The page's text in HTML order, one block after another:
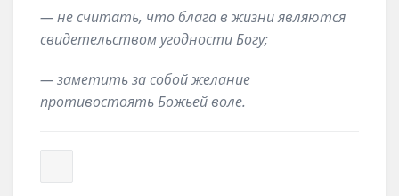
— не считать, что блага в жизни являются
свидетельством угодности Богу;
— заметить за собой желание
противостоять Божьей воле.